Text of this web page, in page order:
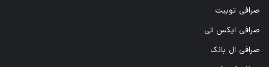
صرافی توبیت
صرافی ایکس تی
صرافی ال بانک